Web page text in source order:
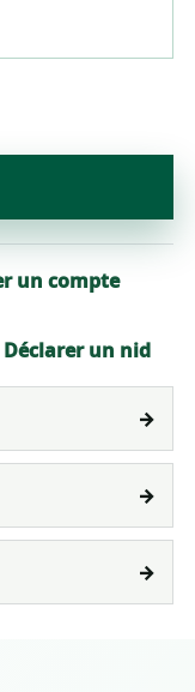
un compte
Déclarer un nid
→
→
→